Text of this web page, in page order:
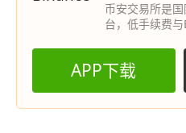
币安交易所是
台，低手续费与
APP下载